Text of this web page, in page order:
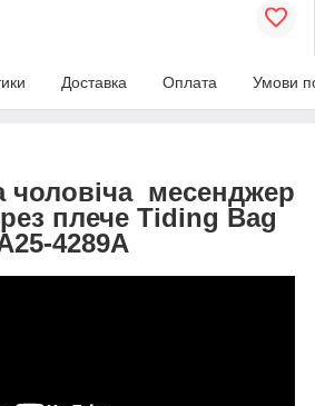
Доставка Оплата Умови
чоловіча месенджер
плече Tiding Bag
4289A